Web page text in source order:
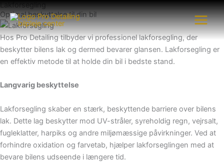
Gå
til
indholdet
Lakforsegling
Optimal beskyttelse til din bil
Hos Pro Detailing tilbyder vi professionel lakforsegling, der
beskytter bilens lak og dermed bevarer glansen. Lakforsegling er
en effektiv metode til at holde din bil i bedste stand.
Langvarig beskyttelse
Lakforsegling skaber en stærk, beskyttende barriere over bilens
lak. Dette lag beskytter mod UV-stråler, syreholdig regn, vejrsalt,
fugleklatter, harpiks og andre miljømæssige påvirkninger. Ved at
forhindre oxidation og farvetab, hjælper lakforseglingen med at
bevare bilens udseende i længere tid.